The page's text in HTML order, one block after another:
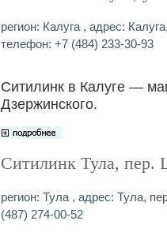
регион: Калуга , адрес:
телефон: +7 (484) 233-30-93
Ситилинк в Калуге —
Дзержинского.
Ситилинк Тула, пер.
регион: Тула , адрес: Тула,
(487) 274-00-52